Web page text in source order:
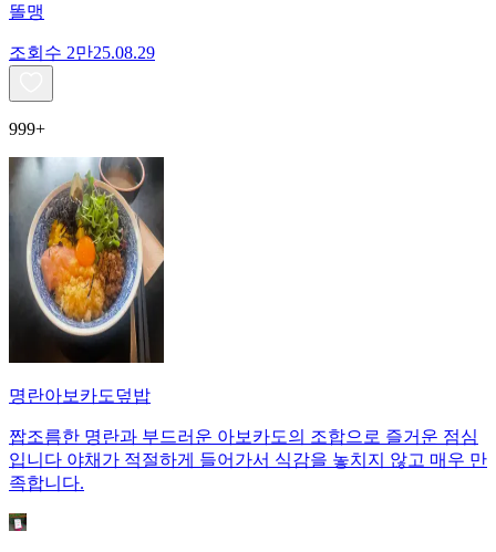
똘맹
조회수 2만25.08.29
999+
명란아보카도덮밥
짭조름한 명란과 부드러운 아보카도의 조합으로 즐거운 점심
입니다 야채가 적절하게 들어가서 식감을 놓치지 않고 매우 만
족합니다.